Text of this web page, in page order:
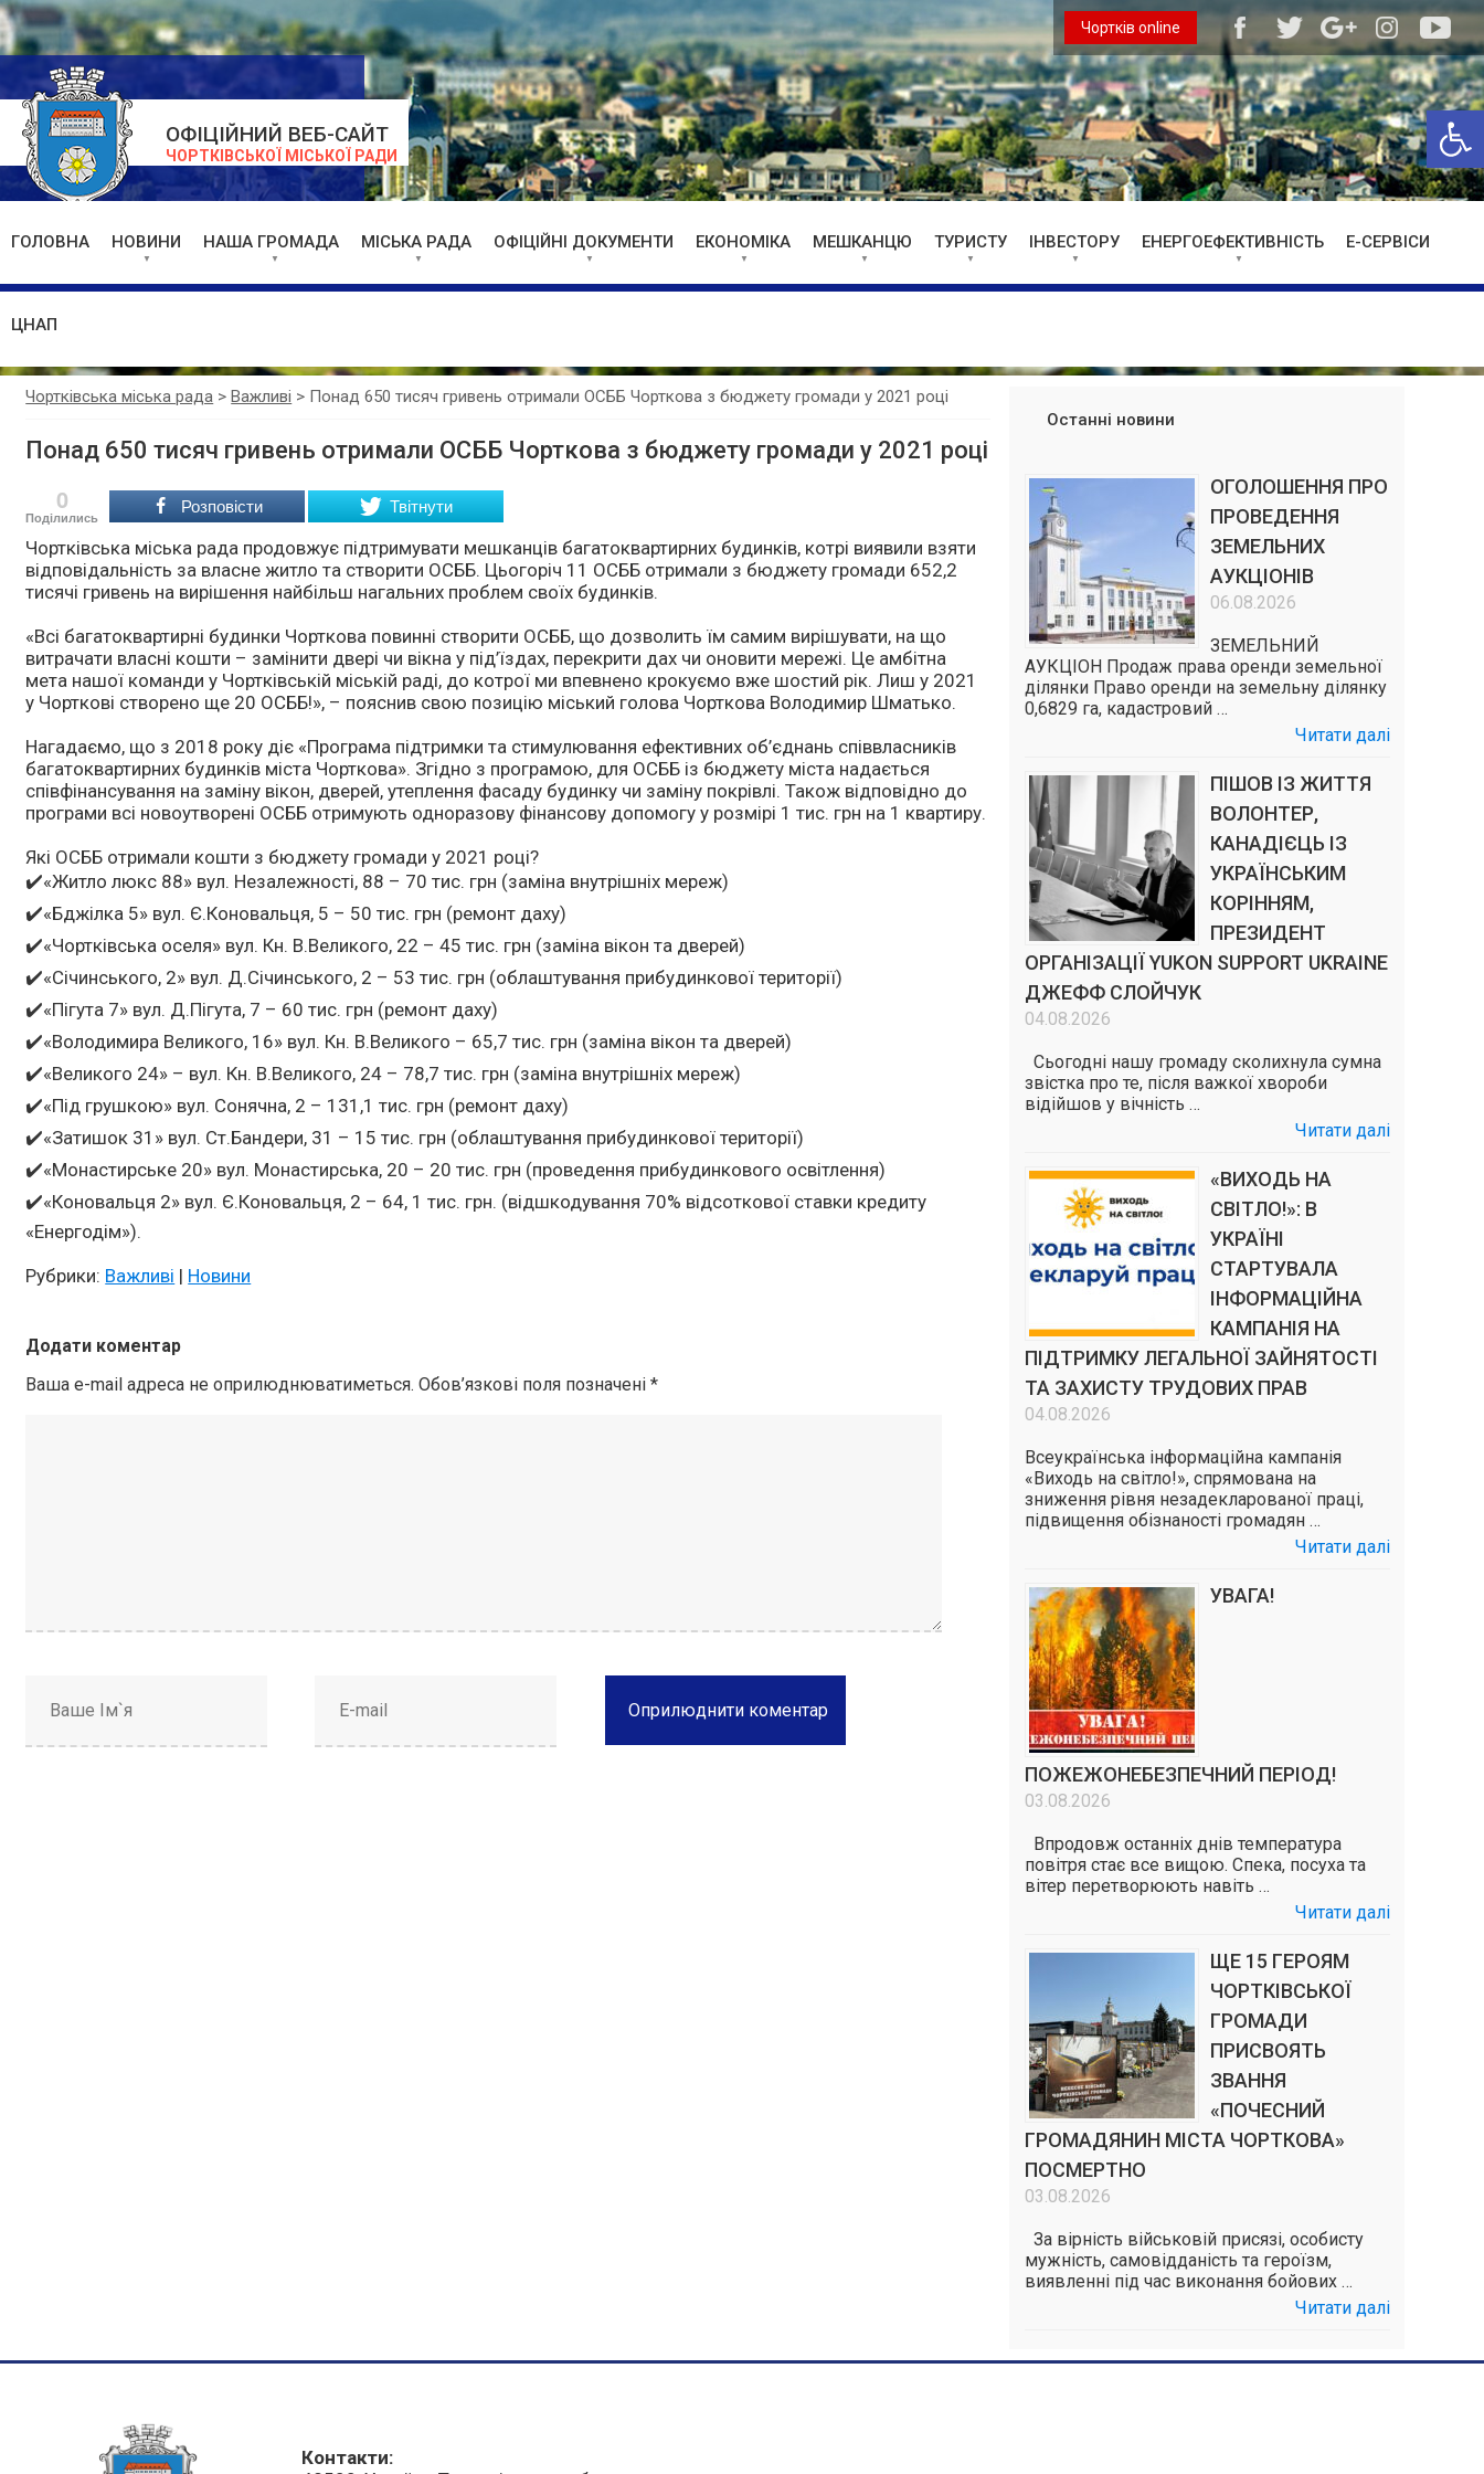
ОФІЦІЙНИЙ ВЕБ-САЙТ
ЧОРТКІВСЬКОЇ МІСЬКОЇ РАДИ
Чортків online
ГОЛОВНА НОВИНИ НАША ГРОМАДА МІСЬКА РАДА ОФІЦІЙНІ ДОКУМЕНТИ ЕКОНОМІКА МЕШКАНЦЮ ТУРИСТУ ІНВЕСТОРУ ЕНЕРГОЕФЕКТИВНІСТЬ Е-СЕРВІСИ
ЦНАП
Чортківська міська рада >Важливі > Понад 650 тисяч гривень отримали ОСББ Чорткова з бюджету громади у 2021 році
Понад 650 тисяч гривень отримали ОСББ Чорткова з бюджету громади у 2021 році
0
Поділились
Розповісти Твітнути
Чортківська міська рада продовжує підтримувати мешканців багатоквартирних будинків, котрі виявили взяти
відповідальність за власне житло та створити ОСББ. Цьогоріч 11 ОСББ отримали з бюджету громади 652,2
тисячі гривень на вирішення найбільш нагальних проблем своїх будинків.
«Всі багатоквартирні будинки Чорткова повинні створити ОСББ, що дозволить їм самим вирішувати, на що
витрачати власні кошти – замінити двері чи вікна у під’їздах, перекрити дах чи оновити мережі. Це амбітна
мета нашої команди у Чортківській міській раді, до котрої ми впевнено крокуємо вже шостий рік. Лиш у 2021
у Чорткові створено ще 20 ОСББ!», – пояснив свою позицію міський голова Чорткова Володимир Шматько.
Нагадаємо, що з 2018 року діє «Програма підтримки та стимулювання ефективних об’єднань співвласників
багатоквартирних будинків міста Чорткова». Згідно з програмою, для ОСББ із бюджету міста надається
співфінансування на заміну вікон, дверей, утеплення фасаду будинку чи заміну покрівлі. Також відповідно до
програми всі новоутворені ОСББ отримують одноразову фінансову допомогу у розмірі 1 тис. грн на 1 квартиру.
Які ОСББ отримали кошти з бюджету громади у 2021 році?
✔️«Житло люкс 88» вул. Незалежності, 88 – 70 тис. грн (заміна внутрішніх мереж)
✔️«Бджілка 5» вул. Є.Коновальця, 5 – 50 тис. грн (ремонт даху)
✔️«Чортківська оселя» вул. Кн. В.Великого, 22 – 45 тис. грн (заміна вікон та дверей)
✔️«Січинського, 2» вул. Д.Січинського, 2 – 53 тис. грн (облаштування прибудинкової території)
✔️«Пігута 7» вул. Д.Пігута, 7 – 60 тис. грн (ремонт даху)
✔️«Володимира Великого, 16» вул. Кн. В.Великого – 65,7 тис. грн (заміна вікон та дверей)
✔️«Великого 24» – вул. Кн. В.Великого, 24 – 78,7 тис. грн (заміна внутрішніх мереж)
✔️«Під грушкою» вул. Сонячна, 2 – 131,1 тис. грн (ремонт даху)
✔️«Затишок 31» вул. Ст.Бандери, 31 – 15 тис. грн (облаштування прибудинкової території)
✔️«Монастирське 20» вул. Монастирська, 20 – 20 тис. грн (проведення прибудинкового освітлення)
✔️«Коновальця 2» вул. Є.Коновальця, 2 – 64, 1 тис. грн. (відшкодування 70% відсоткової ставки кредиту
«Енергодім»).
Рубрики: Важливі | Новини
Додати коментар
Ваша e-mail адреса не оприлюднюватиметься. Обов’язкові поля позначені*
Останні новини
ОГОЛОШЕННЯ ПРО
ПРОВЕДЕННЯ
ЗЕМЕЛЬНИХ
АУКЦІОНІВ
06.08.2026
ЗЕМЕЛЬНИЙ
АУКЦІОН Продаж права оренди земельної
ділянки Право оренди на земельну ділянку
0,6829 га, кадастровий …
Читати далі
ПІШОВ ІЗ ЖИТТЯ
ВОЛОНТЕР,
КАНАДІЄЦЬ ІЗ
УКРАЇНСЬКИМ
КОРІННЯМ,
ПРЕЗИДЕНТ
ОРГАНІЗАЦІЇ YUKON SUPPORT UKRAINE
ДЖЕФФ СЛОЙЧУК
04.08.2026
Сьогодні нашу громаду сколихнула сумна
звістка про те, після важкої хвороби
відійшов у вічність …
Читати далі
«ВИХОДЬ НА
СВІТЛО!»: В
УКРАЇНІ
СТАРТУВАЛА
ІНФОРМАЦІЙНА
КАМПАНІЯ НА
ПІДТРИМКУ ЛЕГАЛЬНОЇ ЗАЙНЯТОСТІ
ТА ЗАХИСТУ ТРУДОВИХ ПРАВ
04.08.2026
Всеукраїнська інформаційна кампанія
«Виходь на світло!», спрямована на
зниження рівня незадекларованої праці,
підвищення обізнаності громадян …
Читати далі
УВАГА!
ПОЖЕЖОНЕБЕЗПЕЧНИЙ ПЕРІОД!
03.08.2026
Впродовж останніх днів температура
повітря стає все вищою. Спека, посуха та
вітер перетворюють навіть …
Читати далі
ЩЕ 15 ГЕРОЯМ
ЧОРТКІВСЬКОЇ
ГРОМАДИ
ПРИСВОЯТЬ
ЗВАННЯ
«ПОЧЕСНИЙ
ГРОМАДЯНИН МІСТА ЧОРТКОВА»
ПОСМЕРТНО
03.08.2026
За вірність військовій присязі, особисту
мужність, самовідданість та героїзм,
виявленні під час виконання бойових …
Читати далі
Контакти: